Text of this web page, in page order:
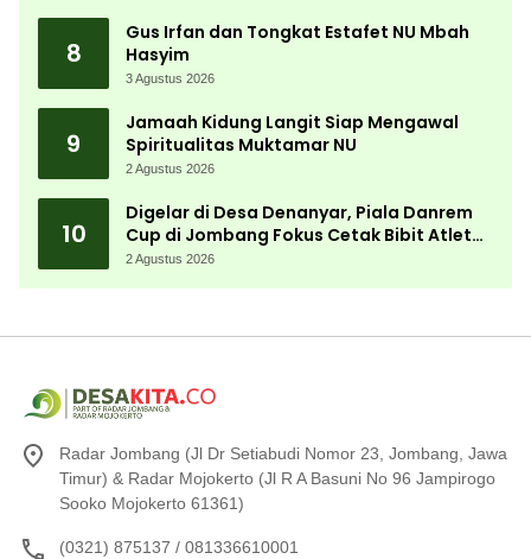
8
Gus Irfan dan Tongkat Estafet NU Mbah
Hasyim
3 Agustus 2026
9
Jamaah Kidung Langit Siap Mengawal
Spiritualitas Muktamar NU
2 Agustus 2026
10
Digelar di Desa Denanyar, Piala Danrem
Cup di Jombang Fokus Cetak Bibit Atlet
Menembak Berprestasi
2 Agustus 2026
Radar Jombang (Jl Dr Setiabudi Nomor 23, Jombang, Jawa
Timur) & Radar Mojokerto (Jl R A Basuni No 96 Jampirogo
Sooko Mojokerto 61361)
(0321) 875137 / 081336610001